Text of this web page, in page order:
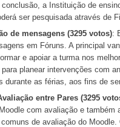
a Instituição de
ser pesquisada através de
de mensagens (3295 votos):
em Fóruns. A principal
e apoiar a turma nos
planear intervenções com
durante as férias, aos fins de
entre Pares (3295
com avaliação e
de avaliação do